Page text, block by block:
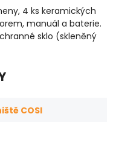
4 ks keramických
manuál a baterie.
sklo (skleněný
COSI